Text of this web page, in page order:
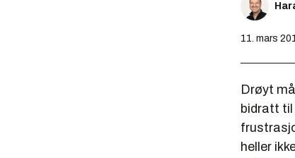
11. mars
Drøyt
bidratt
heller